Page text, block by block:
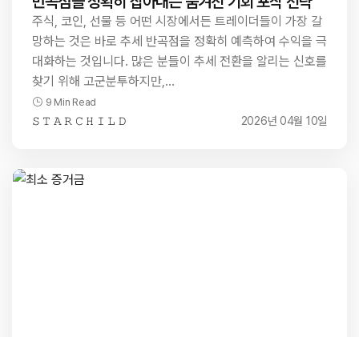
주식, 코인, 선물 등 어떤 시장에서든 트레이더들이 가장 갈
망하는 것은 바로 추세 반곡점을 정확히 예측하여 수익을 극
대화하는 것입니다. 많은 분들이 추세 전환을 알리는 신호를
찾기 위해 고군분투하지만,…
9 Min Read
𝚂 𝚃 𝙰 𝚁 𝙲 𝙷 𝙸 𝙻 𝙳 2026년 04월 10일